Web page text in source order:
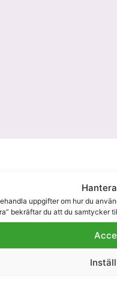
uppgifter om hur du
bekräftar du att du samtycker
Här hittar du
oss
Flyttfirma
Flyttfirma